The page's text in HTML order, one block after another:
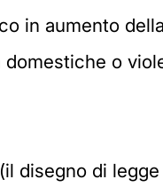
in aumento
o
(il disegno di legge